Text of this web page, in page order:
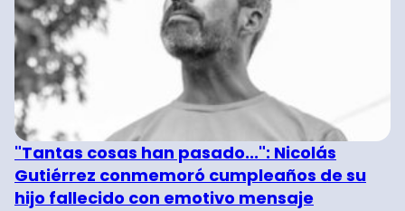
"Tantas cosas han pasado...": Nicolás
Gutiérrez conmemoró cumpleaños de su
hijo fallecido con emotivo mensaje